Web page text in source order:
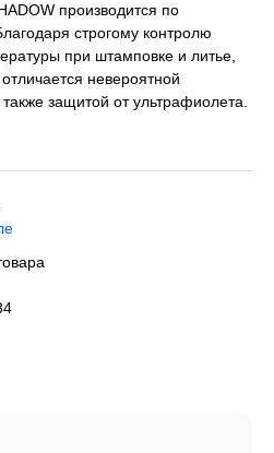
производится по
строгому контролю
при штамповке и литье,
невероятной
защитой от ультрафиолета.